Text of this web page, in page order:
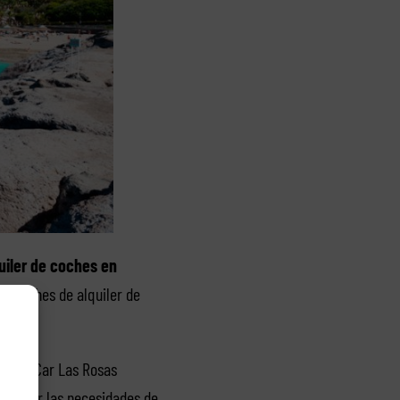
de coches en
coches de alquiler de
a Car Las Rosas